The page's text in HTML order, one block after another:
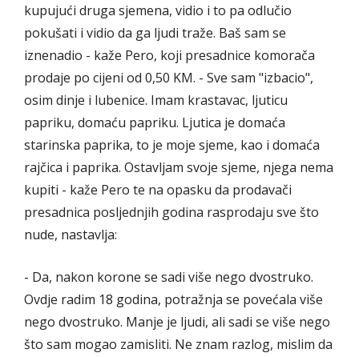
kupujući druga sjemena, vidio i to pa odlučio
pokušati i vidio da ga ljudi traže. Baš sam se
iznenadio - kaže Pero, koji presadnice komorača
prodaje po cijeni od 0,50 KM. - Sve sam "izbacio",
osim dinje i lubenice. Imam krastavac, ljuticu
papriku, domaću papriku. Ljutica je domaća
starinska paprika, to je moje sjeme, kao i domaća
rajčica i paprika. Ostavljam svoje sjeme, njega nema
kupiti - kaže Pero te na opasku da prodavači
presadnica posljednjih godina rasprodaju sve što
nude, nastavlja:
- Da, nakon korone se sadi više nego dvostruko.
Ovdje radim 18 godina, potražnja se povećala više
nego dvostruko. Manje je ljudi, ali sadi se više nego
što sam mogao zamisliti. Ne znam razlog, mislim da